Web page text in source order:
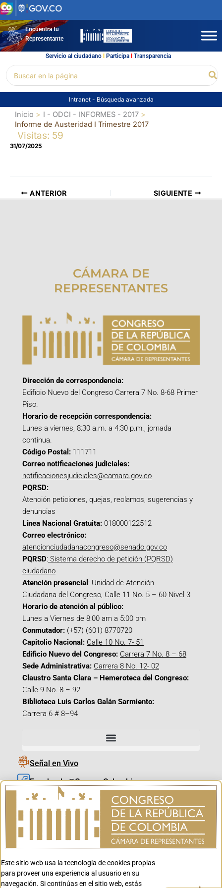
Ir
al
contenidoEncuentra tu
Representante
Servicio al ciudadano l Participal Transparencia
por:
Intranet - Búsqueda avanzada
Inicio
I - ODCI - INFORMES - 2017
Informe de Austeridad I Trimestre 2017
Visitas: 59
31/07/2025
ANTERIOR SIGUIENTE
CÁMARA DE
REPRESENTANTES
Dirección de correspondencia:
Edificio Nuevo del Congreso Carrera 7 No. 8-68 Primer
Piso.
Horario de recepción correspondencia:
Lunes a viernes, 8:30 a.m. a 4:30 p.m., jornada
continua.
Código Postal: 111711
Correo notificaciones judiciales:
notificacionesjudiciales@camara.gov.co
PQRSD:
Atención peticiones, quejas, reclamos, sugerencias y
denuncias
Línea Nacional Gratuita: 018000122512
Correo electrónico:
atencionciudadanacongreso@senado.gov.co
PQRSD: Sistema derecho de petición (PQRSD)
ciudadano
Atención presencial : Unidad de Atención
Ciudadana del Congreso, Calle 11 No. 5 – 60 Nivel 3
Horario de atención al público:
Lunes a Viernes de 8:00 am a 5:00 pm
Conmutador: (+57) (601) 8770720
Capitolio Nacional: Calle 10 No. 7- 51
Edificio Nuevo del Congreso: Carrera 7 No. 8 – 68
Sede Administrativa: Carrera 8 No. 12- 02
Claustro Santa Clara – Hemeroteca del Congreso:
Calle 9 No. 8 – 92
Biblioteca Luis Carlos Galán Sarmiento:
Carrera 6 # 8–94
Señal en Vivo
Facebook_@CamaraColombia
Instagram_@CamaraColombia
X_@CamaraColombia
Youtube_@CamaraColombia
Youtube_@CanalCongreso
Este sitio web usa la tecnología de cookies propias
para proveer una experiencia al usuario en su
navegación. Si continúas en el sitio web, estás